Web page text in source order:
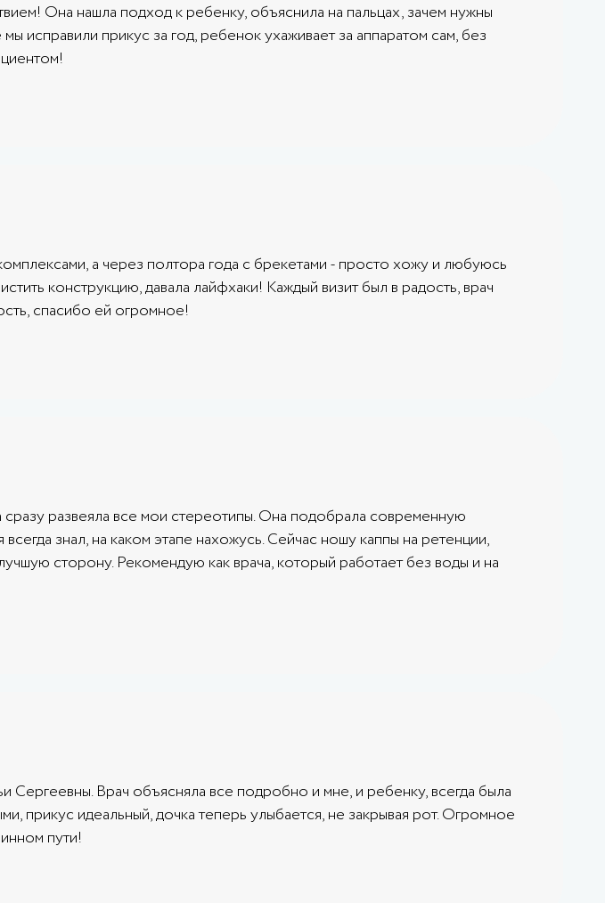
Она нашла подход к ребенку, объяснила на пальцах, зачем нужны
исправили прикус за год, ребенок ухаживает за аппаратом сам, без
а через полтора года с брекетами - просто хожу и любуюсь
конструкцию, давала лайфхаки! Каждый визит был в радость, врач
спасибо ей огромное!
развеяла все мои стереотипы. Она подобрала современную
знал, на каком этапе нахожусь. Сейчас ношу каппы на ретенции,
сторону. Рекомендую как врача, который работает без воды и на
Врач объясняла все подробно и мне, и ребенку, всегда была
прикус идеальный, дочка теперь улыбается, не закрывая рот. Огромное
пути!